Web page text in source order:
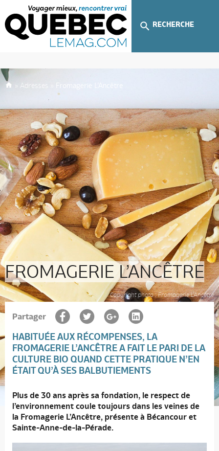
RECHERCHE
» Adresses Fromagerie L’Ancêtre
FROMAGERIE L’ANCÊTRE
Copyright photo : Fromagerie L'Ancêtre
Partager
HABITUÉE AUX RÉCOMPENSES, LA
FROMAGERIE L’ANCÊTREA FAIT LE PARI DE LA
CULTURE BIO QUAND CETTE PRATIQUE N’EN
ÉTAIT QU’À SES BALBUTIEMENTS
Plus de 30 ans après sa fondation, le respect de
l’environnement coule toujours dans les veines de
la Fromagerie L’Ancêtre, présente à Bécancour et
Sainte-Anne-de-la-Pérade.
Lecteur